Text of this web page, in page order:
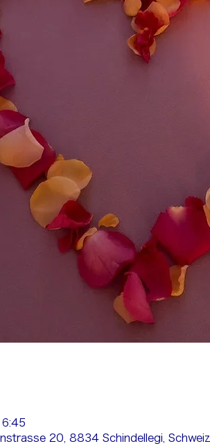
20, 8834 Schindellegi, Schweiz